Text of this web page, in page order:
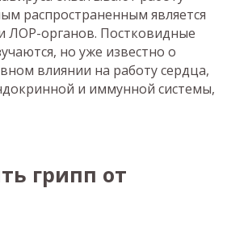
распространенным является
ЛОР-органов. Постковидные
но уже известно о
влиянии на работу сердца,
и иммунной системы,
грипп от